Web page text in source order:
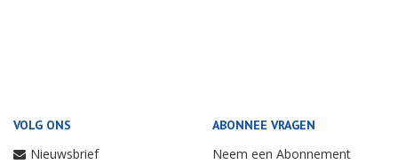
VOLG ONS
Nieuwsbrief
ABONNEE VRAGEN
Neem een Abonnement